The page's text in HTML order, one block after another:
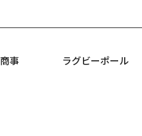
商事 ラグビーポール